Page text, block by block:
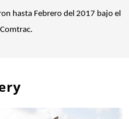
hasta Febrero del 2017 bajo el